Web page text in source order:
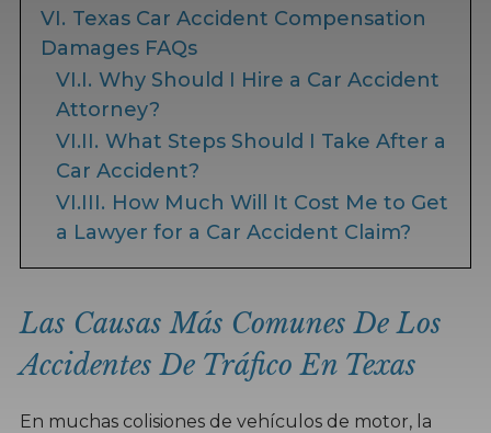
VI. Texas Car Accident Compensation
Damages FAQs
VI.I. Why Should I Hire a Car Accident
Attorney?
VI.II. What Steps Should I Take After a
Car Accident?
VI.III. How Much Will It Cost Me to Get
a Lawyer for a Car Accident Claim?
Las Causas Más Comunes De Los
Accidentes De Tráfico En Texas
En muchas colisiones de vehículos de motor, la